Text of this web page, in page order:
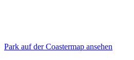
Park auf der Coastermap ansehen